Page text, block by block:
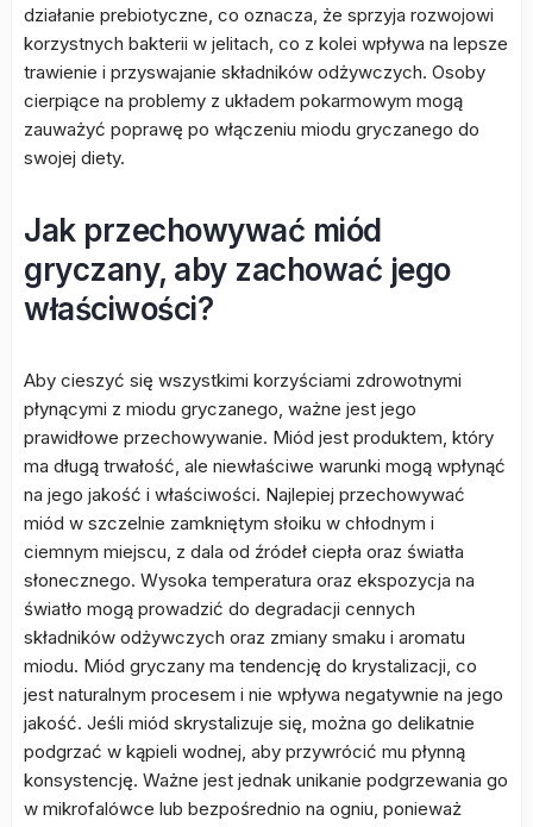
działanie prebiotyczne, co oznacza, że sprzyja rozwojowi
korzystnych bakterii w jelitach, co z kolei wpływa na lepsze
trawienie i przyswajanie składników odżywczych. Osoby
cierpiące na problemy z układem pokarmowym mogą
zauważyć poprawę po włączeniu miodu gryczanego do
swojej diety.
Jak przechowywać miód
gryczany, aby zachować jego
właściwości?
Aby cieszyć się wszystkimi korzyściami zdrowotnymi
płynącymi z miodu gryczanego, ważne jest jego
prawidłowe przechowywanie. Miód jest produktem, który
ma długą trwałość, ale niewłaściwe warunki mogą wpłynąć
na jego jakość i właściwości. Najlepiej przechowywać
miód w szczelnie zamkniętym słoiku w chłodnym i
ciemnym miejscu, z dala od źródeł ciepła oraz światła
słonecznego. Wysoka temperatura oraz ekspozycja na
światło mogą prowadzić do degradacji cennych
składników odżywczych oraz zmiany smaku i aromatu
miodu. Miód gryczany ma tendencję do krystalizacji, co
jest naturalnym procesem i nie wpływa negatywnie na jego
jakość. Jeśli miód skrystalizuje się, można go delikatnie
podgrzać w kąpieli wodnej, aby przywrócić mu płynną
konsystencję. Ważne jest jednak unikanie podgrzewania go
w mikrofalówce lub bezpośrednio na ogniu, ponieważ